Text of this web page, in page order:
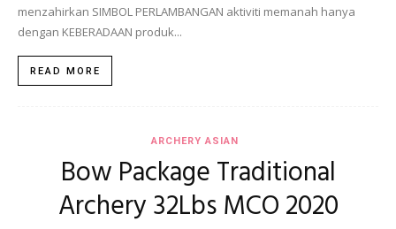
menzahirkan SIMBOL PERLAMBANGAN aktiviti memanah hanya
dengan KEBERADAAN produk...
READ MORE
ARCHERY ASIAN
Bow Package Traditional
Archery 32Lbs MCO 2020